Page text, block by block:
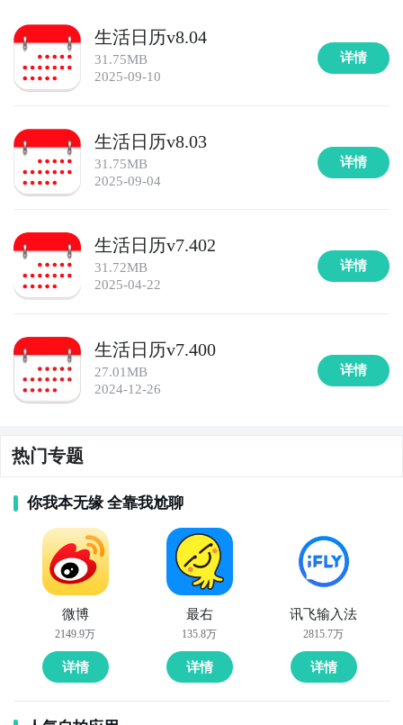
生活日历v8.04
31.75MB
2025-09-10
详情
生活日历v8.03
31.75MB
2025-09-04
详情
生活日历v7.402
31.72MB
2025-04-22
详情
生活日历v7.400
27.01MB
2024-12-26
详情
热门专题
你我本无缘 全靠我尬聊
微博
2149.9万
详情
最右
135.8万
详情
讯飞输入法
2815.7万
详情